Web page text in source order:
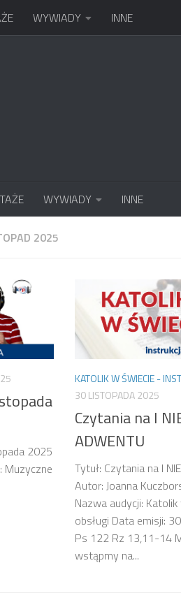
WYWIADY INNE
WYWIADY INNE
2025
2025
Muzyczne
KATOLIK W ŚWIECIE -
30 LISTOPADA 2025
Czytania na I
ADWENTU
Tytuł: Czytania na I
Autor: Joanna
Nazwa audycji:
obsługi Data emisji:
Ps 122 Rz 13,11-14
wstąpmy na...